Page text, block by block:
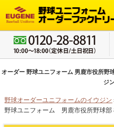
オーダー 野球ユニフォーム 男鹿市役所野
ジ
野球オーダーユニフォームのイウジン
野球ユニフォーム 男鹿市役所野球部